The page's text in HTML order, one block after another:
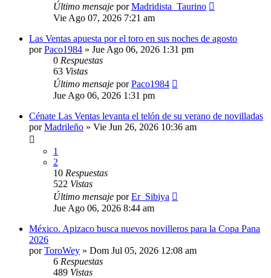
Último mensaje porMadridista_Taurino
Vie Ago 07, 2026 7:21 am
Las Ventas apuesta por el toro en sus noches de agosto
porPaco1984 » Jue Ago 06, 2026 1:31 pm
0 Respuestas
63 Vistas
Último mensaje porPaco1984
Jue Ago 06, 2026 1:31 pm
Cénate Las Ventas levanta el telón de su verano de novilladas
porMadrileño » Vie Jun 26, 2026 10:36 am
1
2
10 Respuestas
522 Vistas
Último mensaje porEr_Sibiya
Jue Ago 06, 2026 8:44 am
México. Apizaco busca nuevos novilleros para la Copa Pana
2026
porToroWey » Dom Jul 05, 2026 12:08 am
6 Respuestas
489 Vistas